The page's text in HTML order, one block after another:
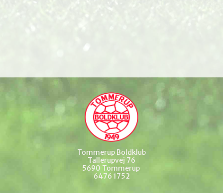
Tommerup Boldklub
Tallerupvej 76
5690 Tommerup
6476 1752